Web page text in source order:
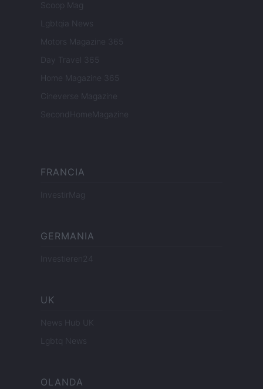
Scoop Mag
Lgbtqia News
Motors Magazine 365
Day Travel 365
Home Magazine 365
Cineverse Magazine
SecondHomeMagazine
FRANCIA
InvestirMag
GERMANIA
Investieren24
UK
News Hub UK
Lgbtq News
OLANDA